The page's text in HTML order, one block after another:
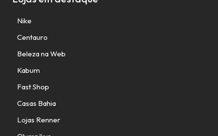
Nike
Centauro
Beleza na Web
Kabum
Fast Shop
Casas Bahia
Lojas Renner